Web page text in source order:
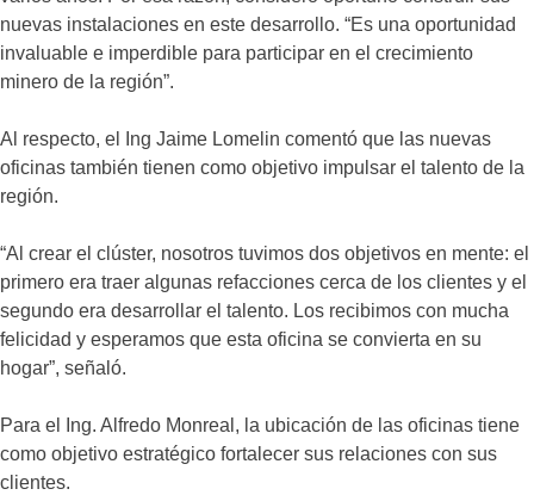
nuevas instalaciones en este desarrollo. “Es una oportunidad
invaluable e imperdible para participar en el crecimiento
minero de la región”.
Al respecto, el Ing Jaime Lomelin comentó que las nuevas
oficinas también tienen como objetivo impulsar el talento de la
región.
“Al crear el clúster, nosotros tuvimos dos objetivos en mente: el
primero era traer algunas refacciones cerca de los clientes y el
segundo era desarrollar el talento. Los recibimos con mucha
felicidad y esperamos que esta oficina se convierta en su
hogar”, señaló.
Para el Ing. Alfredo Monreal, la ubicación de las oficinas tiene
como objetivo estratégico fortalecer sus relaciones con sus
clientes.